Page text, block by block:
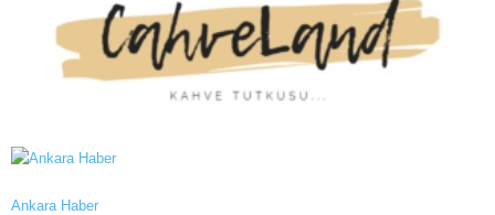
Ankara Haber